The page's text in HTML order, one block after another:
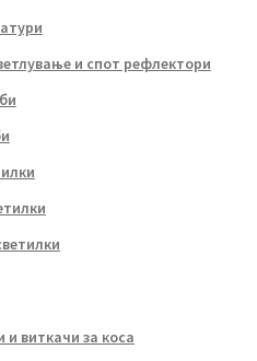
и спот рефлектори
и виткачи за коса